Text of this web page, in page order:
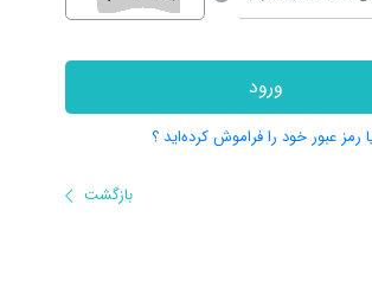
ورود
رمز عبور خود را فراموش کرده‌اید ؟
بازگشت